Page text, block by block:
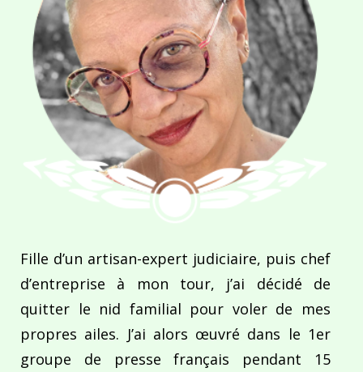
Fille d’un artisan-expert judiciaire, puis chef
d’entreprise à mon tour, j’ai décidé de
quitter le nid familial pour voler de mes
propres ailes. J’ai alors œuvré dans le 1er
groupe de presse français pendant 15